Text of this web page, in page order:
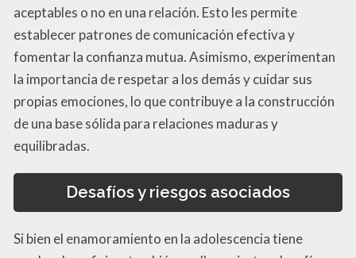
aceptables o no en una relación. Esto les permite
establecer patrones de comunicación efectiva y
fomentar la confianza mutua. Asimismo, experimentan
la importancia de respetar a los demás y cuidar sus
propias emociones, lo que contribuye a la construcción
de una base sólida para relaciones maduras y
equilibradas.
Desafíos y riesgos asociados
Si bien el enamoramiento en la adolescencia tiene